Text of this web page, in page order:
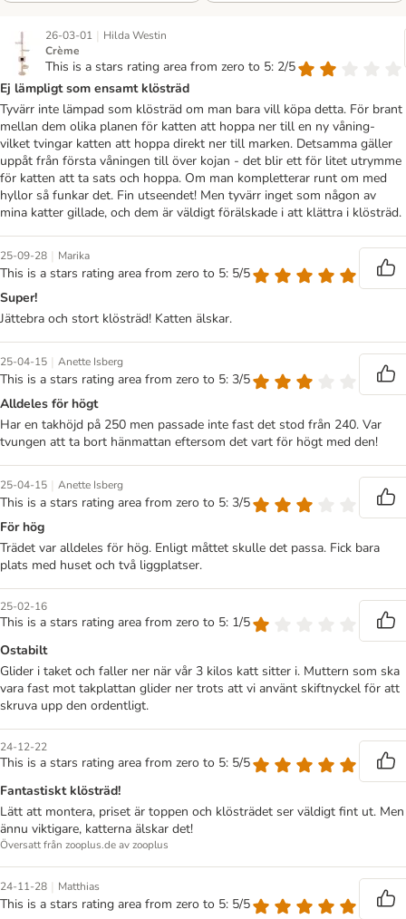
26-03-01 | Hilda Westin
Crème
This is a stars rating area from zero to 5: 2/5
Ej lämpligt som ensamt klösträd
Tyvärr inte lämpad som klösträd om man bara vill köpa detta. För brant
mellan dem olika planen för katten att hoppa ner till en ny våning-
vilket tvingar katten att hoppa direkt ner till marken. Detsamma gäller
uppåt från första våningen till över kojan - det blir ett för litet utrymme
för katten att ta sats och hoppa. Om man kompletterar runt om med
hyllor så funkar det. Fin utseendet! Men tyvärr inget som någon av
mina katter gillade, och dem är väldigt förälskade i att klättra i klösträd.
25-09-28 | Marika
This is a stars rating area from zero to 5: 5/5
Super!
Jättebra och stort klösträd! Katten älskar.
25-04-15 | Anette Isberg
This is a stars rating area from zero to 5: 3/5
Alldeles för högt
Har en takhöjd på 250 men passade inte fast det stod från 240. Var
tvungen att ta bort hänmattan eftersom det vart för högt med den!
25-04-15 | Anette Isberg
This is a stars rating area from zero to 5: 3/5
För hög
Trädet var alldeles för hög. Enligt måttet skulle det passa. Fick bara
plats med huset och två liggplatser.
25-02-16
This is a stars rating area from zero to 5: 1/5
Ostabilt
Glider i taket och faller ner när vår 3 kilos katt sitter i. Muttern som ska
vara fast mot takplattan glider ner trots att vi använt skiftnyckel för att
skruva upp den ordentligt.
24-12-22
This is a stars rating area from zero to 5: 5/5
Fantastiskt klösträd!
Lätt att montera, priset är toppen och klösträdet ser väldigt fint ut. Men
ännu viktigare, katterna älskar det!
Översatt från zooplus.de av zooplus
24-11-28 | Matthias
This is a stars rating area from zero to 5: 5/5